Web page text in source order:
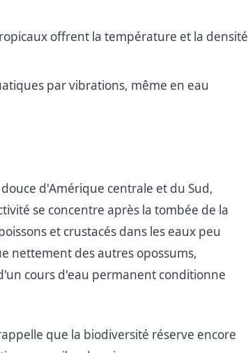
offrent la température et la densité
par vibrations, même en eau
d'Amérique centrale et du Sud,
se concentre après la tombée de la
et crustacés dans les eaux peu
nettement des autres opossums,
cours d'eau permanent conditionne
que la biodiversité réserve encore